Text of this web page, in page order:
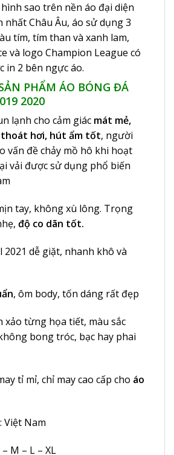
sao trên nền áo đại diện
nhất Châu Âu, áo sử dụng 3
tím, tím than và xanh lam,
và logo Champion League có
in 2 bên ngực áo.
PHẨM ÁO BÓNG ĐÁ
2020
lạnh cho cảm giác mát mẻ,
thoát hơi, hút ẩm tốt, người
vấn đề chảy mồ hô khi hoạt
vải được sử dụng phổ biến
tay, không xù lông. Trọng
độ co dãn tốt.
2021 dễ giặt, nhanh khô và
, ôm body, tốn dáng rất đẹp
từng họa tiết, màu sắc
bong tróc, bạc hay phai
tỉ mỉ, chỉ may cao cấp cho áo
Nam
M – L – XL